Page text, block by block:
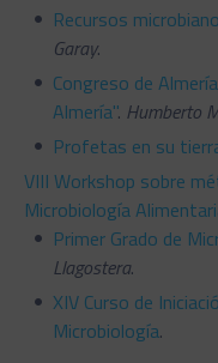
Recursos
Garay.
Congreso de
Almería". Humberto
Profetas en su
VIII Workshop sobre
Microbiología
Primer Grado de
Llagostera.
XIV Curso de
Microbiología.